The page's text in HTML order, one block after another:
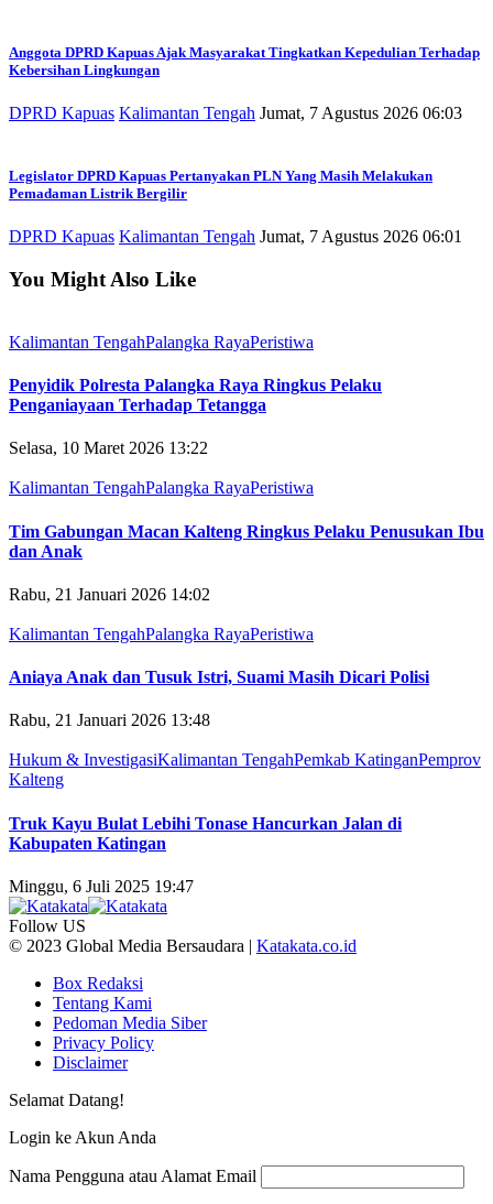
Anggota DPRD Kapuas Ajak Masyarakat Tingkatkan Kepedulian Terhadap
Kebersihan Lingkungan
DPRD Kapuas Kalimantan Tengah Jumat, 7 Agustus 2026 06:03
Legislator DPRD Kapuas Pertanyakan PLN Yang Masih Melakukan
Pemadaman Listrik Bergilir
DPRD Kapuas Kalimantan Tengah Jumat, 7 Agustus 2026 06:01
You Might Also Like
Kalimantan TengahPalangka RayaPeristiwa
Penyidik Polresta Palangka Raya Ringkus Pelaku
Penganiayaan Terhadap Tetangga
Selasa, 10 Maret 2026 13:22
Kalimantan TengahPalangka RayaPeristiwa
Tim Gabungan Macan Kalteng Ringkus Pelaku Penusukan Ibu
dan Anak
Rabu, 21 Januari 2026 14:02
Kalimantan TengahPalangka RayaPeristiwa
Aniaya Anak dan Tusuk Istri, Suami Masih Dicari Polisi
Rabu, 21 Januari 2026 13:48
Hukum & InvestigasiKalimantan TengahPemkab KatinganPemprov
Kalteng
Truk Kayu Bulat Lebihi Tonase Hancurkan Jalan di
Kabupaten Katingan
Minggu, 6 Juli 2025 19:47
Follow US
© 2023 Global Media Bersaudara | Katakata.co.id
Box Redaksi
Tentang Kami
Pedoman Media Siber
Privacy Policy
Disclaimer
Selamat Datang!
Login ke Akun Anda
Nama Pengguna atau Alamat Email